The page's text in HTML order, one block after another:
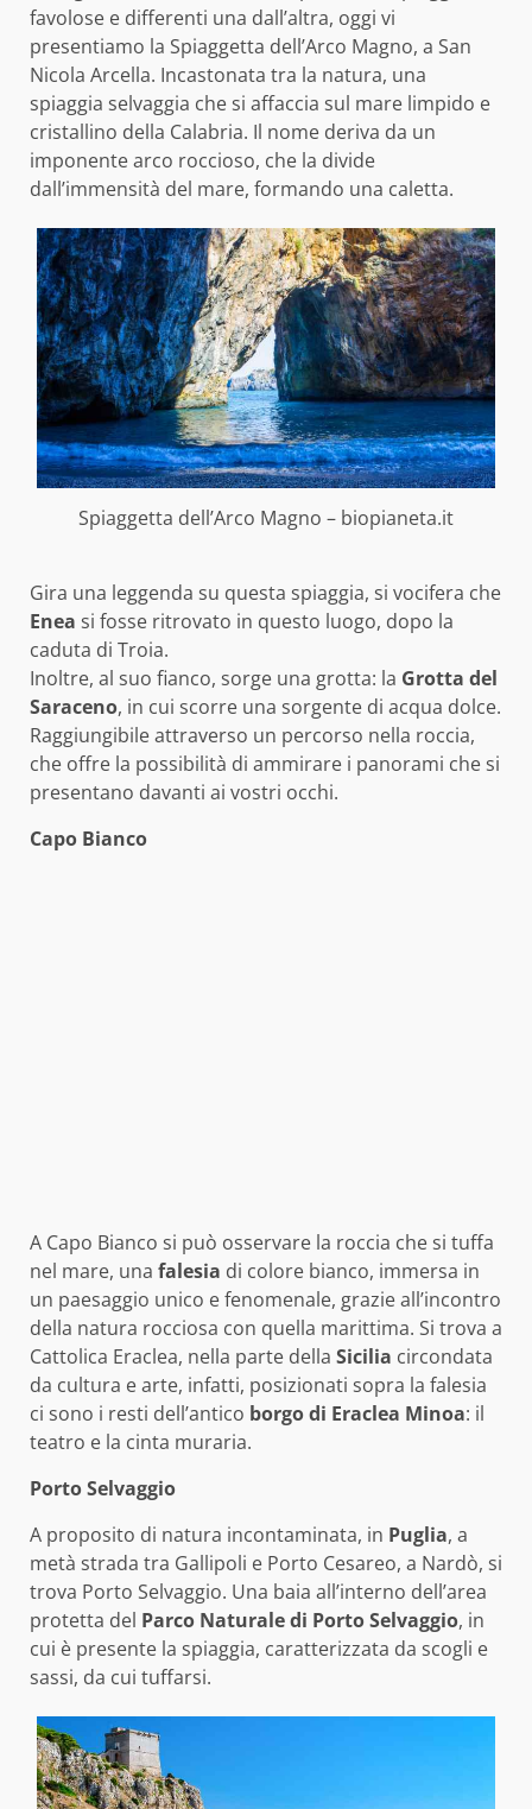
favolose e differenti una dall’altra, oggi vi
presentiamo la Spiaggetta dell’Arco Magno, a San
Nicola Arcella. Incastonata tra la natura, una
spiaggia selvaggia che si affaccia sul mare limpido e
cristallino della Calabria. Il nome deriva da un
imponente arco roccioso, che la divide
dall’immensità del mare, formando una caletta.
Spiaggetta dell’Arco Magno – biopianeta.it
Gira una leggenda su questa spiaggia, si vocifera che
Enea si fosse ritrovato in questo luogo, dopo la
caduta di Troia.
Inoltre, al suo fianco, sorge una grotta: la Grotta del
Saraceno, in cui scorre una sorgente di acqua dolce.
Raggiungibile attraverso un percorso nella roccia,
che offre la possibilità di ammirare i panorami che si
presentano davanti ai vostri occhi.
Capo Bianco
A Capo Bianco si può osservare la roccia che si tuffa
nel mare, una falesia di colore bianco, immersa in
un paesaggio unico e fenomenale, grazie all’incontro
della natura rocciosa con quella marittima. Si trova a
Cattolica Eraclea, nella parte della Sicilia circondata
da cultura e arte, infatti, posizionati sopra la falesia
ci sono i resti dell’antico borgo di Eraclea Minoa: il
teatro e la cinta muraria.
Porto Selvaggio
A proposito di natura incontaminata, in Puglia, a
metà strada tra Gallipoli e Porto Cesareo, a Nardò, si
trova Porto Selvaggio. Una baia all’interno dell’area
protetta del Parco Naturale di Porto Selvaggio, in
cui è presente la spiaggia, caratterizzata da scogli e
sassi, da cui tuffarsi.